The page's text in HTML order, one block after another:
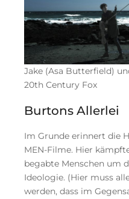
Jake (Asa Butterfield)
20th Century Fox
Burtons Allerlei
Im Grunde erinnert die
MEN-Filme. Hier
begabte Menschen um
Ideologie. (Hier muss
werden, dass im